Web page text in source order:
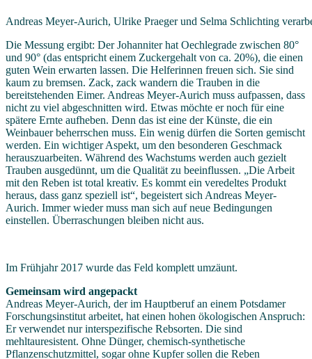
Andreas Meyer-Aurich, Ulrike Praeger und Selma Schlichting
Die Messung ergibt: Der Johanniter hat Oechlegrade zwischen 80°
und 90° (das entspricht einem Zuckergehalt von ca. 20%), die einen
guten Wein erwarten lassen. Die Helferinnen freuen sich. Sie sind
kaum zu bremsen. Zack, zack wandern die Trauben in die
bereitstehenden Eimer. Andreas Meyer-Aurich muss aufpassen, dass
nicht zu viel abgeschnitten wird. Etwas möchte er noch für eine
spätere Ernte aufheben. Denn das ist eine der Künste, die ein
Weinbauer beherrschen muss. Ein wenig dürfen die Sorten gemischt
werden. Ein wichtiger Aspekt, um den besonderen Geschmack
herauszuarbeiten. Während des Wachstums werden auch gezielt
Trauben ausgedünnt, um die Qualität zu beeinflussen. „Die Arbeit
mit den Reben ist total kreativ. Es kommt ein veredeltes Produkt
heraus, dass ganz speziell ist“, begeistert sich Andreas Meyer-
Aurich. Immer wieder muss man sich auf neue Bedingungen
einstellen. Überraschungen bleiben nicht aus.
Im Frühjahr 2017 wurde das Feld komplett umzäunt.
Gemeinsam wird angepackt
Andreas Meyer-Aurich, der im Hauptberuf an einem Potsdamer
Forschungsinstitut arbeitet, hat einen hohen ökologischen Anspruch:
Er verwendet nur interspezifische Rebsorten. Die sind
mehltauresistent. Ohne Dünger, chemisch-synthetische
Pflanzenschutzmittel, sogar ohne Kupfer sollen die Reben